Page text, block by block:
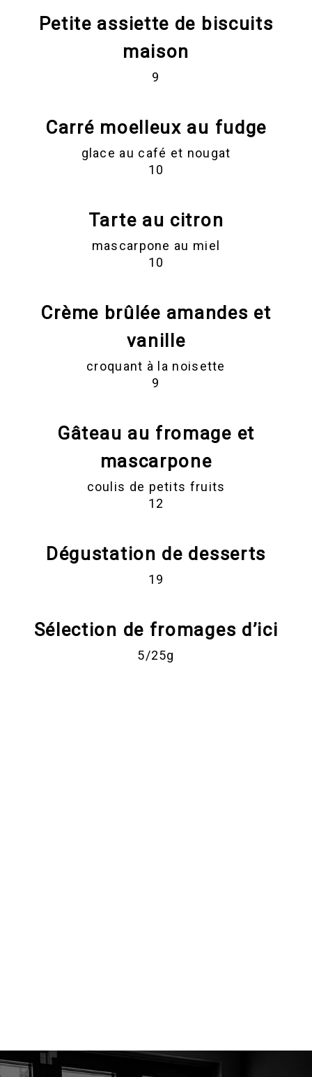
Petite assiette de biscuits
maison
9
Carré moelleux au fudge
glace au café et nougat
10
Tarte au citron
mascarpone au miel
10
Crème brûlée amandes et
vanille
croquant à la noisette
9
Gâteau au fromage et
mascarpone
coulis de petits fruits
12
Dégustation de desserts
19
Sélection de fromages d’ici
5/25g